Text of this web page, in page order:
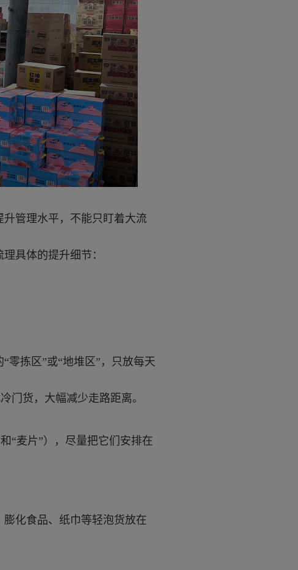
管理水平，不能只盯着大流
具体的提升细节：
零拣区”或“地堆区”，只放每天
门货，大幅减少走路距离。
“麦片”），尽量把它们安排在
化食品、纸巾等轻泡货放在